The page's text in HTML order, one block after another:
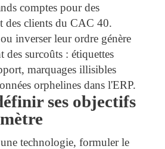
comptes pour des
des clients du CAC 40.
inverser leur ordre génère
des surcoûts : étiquettes
marquages illisibles
orphelines dans l'ERP.
ses objectifs
technologie, formuler le